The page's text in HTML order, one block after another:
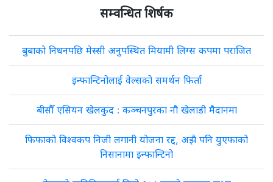
सम्वन्धित शिर्षक
बुबाको निधनपछि मेस्सी अनुपस्थित मियामी लिग्स कपमा पराजित
इन्फान्टिनोलाई वेल्सको समर्थन फिर्ता
बीसौँ एसियन खेलकुद : कञ्चनपुरका नौ खेलाडी मैदानमा
फिफाको विश्वकप निजी लगानी योजना रद्द, अझै पनि युएफाको
निसानामा इन्फान्टिनो